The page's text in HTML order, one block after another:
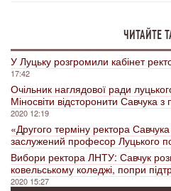
ЧИТАЙТЕ
У Луцьку розгромили кабінет
17:42
Очільник наглядової ради
Міносвіти відсторонити Савчука
2020 12:19
«Другого терміну ректора
заслужений професор Луцького
Вибори ректора ЛНТУ: Савчук
ковельському коледжі, попри
2020 15:27